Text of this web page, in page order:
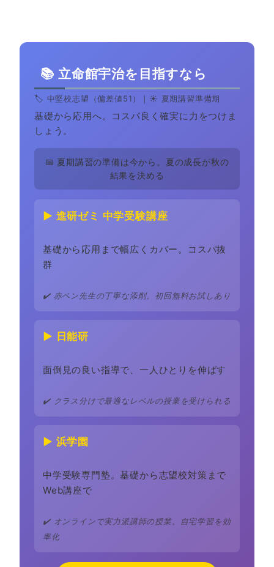
📚 立命館宇治を目指すなら
🏷️ 中堅校志望（偏差値51）｜☀️ 夏期講習準備期
基礎から応用へ。コスパ良く確実に力をつけま
しょう。
📅 夏期講習の準備は今から。夏の成長が秋の
結果を決める
▶ 進研ゼミ 中学受験講座
基礎から応用まで幅広くカバー。コスパ抜
群
✔️ 赤ペン先生の丁寧な添削。初回無料お試しあり
▶ 日能研
面倒見の良い指導で、一人ひとりを伸ばす
✔️ クラス分けで最適なレベルの授業を受けられる
▶ 浜学園
中学受験専門塾。基礎から志望校対策まで
Web講座で
✔️ オンラインで実力派講師の授業。自宅学習を効
率化